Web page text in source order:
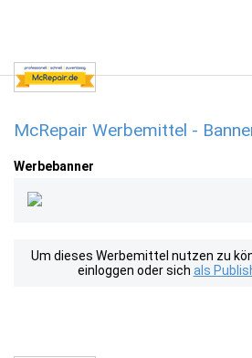
McRepair Werbemittel -
Werbebanner
Um dieses Werbemittel nutzen zu
einloggen oder sich als